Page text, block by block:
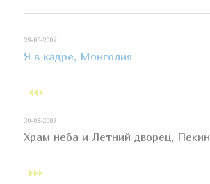
29-08-2007
Я в кадре, Монголия
30-08-2007
Храм неба и Летний дворец, Пекин